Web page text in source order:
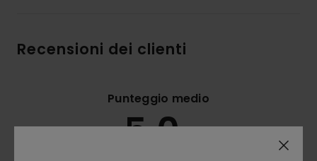
Recensioni dei clienti
Punteggio medio
5.0